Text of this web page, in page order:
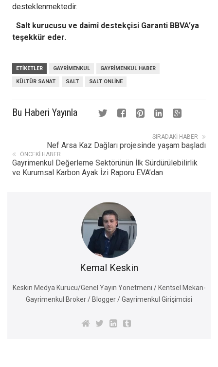
desteklenmektedir.
Salt kurucusu ve daimî destekçisi Garanti BBVA’ya
teşekkür eder.
ETIKETLER GAYRIMENKUL GAYRIMENKUL HABER
KÜLTÜR SANAT SALT SALT ONLINE
Bu Haberi Yayınla
SIRADAKI HABER
Nef Arsa Kaz Dağları projesinde yaşam başladı
ÖNCEKI HABER
Gayrimenkul Değerleme Sektörünün İlk Sürdürülebilirlik
ve Kurumsal Karbon Ayak İzi Raporu EVA’dan
Kemal Keskin
Keskin Medya Kurucu/Genel Yayın Yönetmeni / Kentsel Mekan-
Gayrimenkul Broker / Blogger / Gayrimenkul Girişimcisi